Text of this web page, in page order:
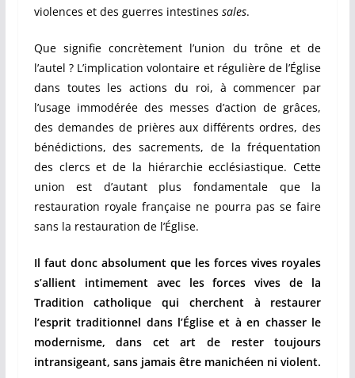
violences et des guerres intestines sales.
Que signifie concrètement l’union du trône et de
l’autel ? L’implication volontaire et régulière de l’Église
dans toutes les actions du roi, à commencer par
l’usage immodérée des messes d’action de grâces,
des demandes de prières aux différents ordres, des
bénédictions, des sacrements, de la fréquentation
des clercs et de la hiérarchie ecclésiastique. Cette
union est d’autant plus fondamentale que la
restauration royale française ne pourra pas se faire
sans la restauration de l’Église.
Il faut donc absolument que les forces vives royales
s’allient intimement avec les forces vives de la
Tradition catholique qui cherchent à restaurer
l’esprit traditionnel dans l’Église et à en chasser le
modernisme, dans cet art de rester toujours
intransigeant, sans jamais être manichéen ni violent.